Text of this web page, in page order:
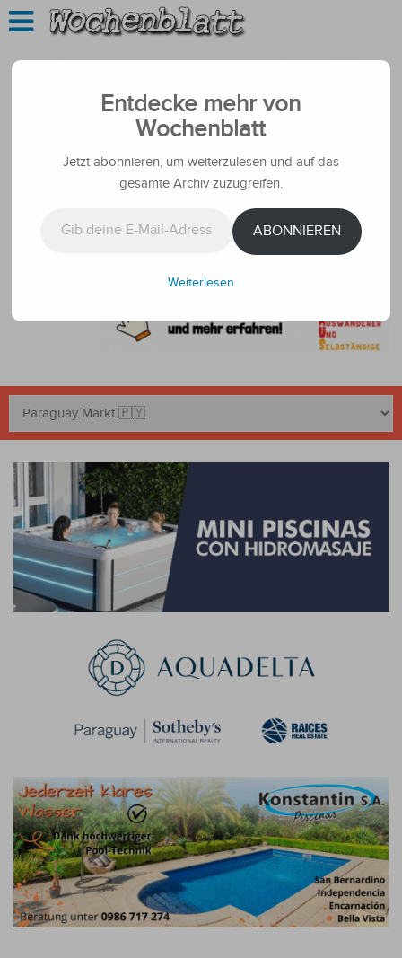
Entdecke mehr von
Wochenblatt
Jetzt abonnieren, um weiterzulesen und auf das
gesamte Archiv zuzugreifen.
ABONNIEREN
Weiterlesen